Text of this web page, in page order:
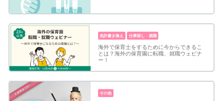
免許書き換え 仕事探し・就職
海外で保育士をするために今からできるこ
とは？海外の保育園に転職、就職ウェビナ
ー！
その他